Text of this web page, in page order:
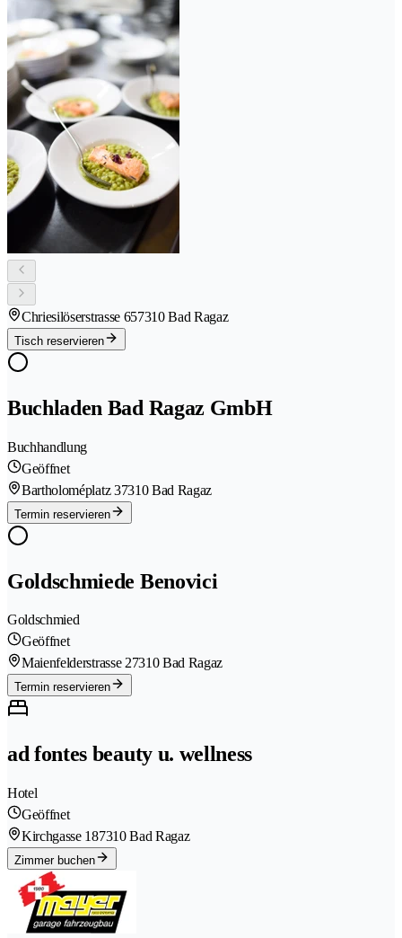
Chriesilöserstrasse 657310 Bad Ragaz
Tisch reservieren
Buchladen Bad Ragaz GmbH
Buchhandlung
Geöffnet
Bartholoméplatz 37310 Bad Ragaz
Termin reservieren
Goldschmiede Benovici
Goldschmied
Geöffnet
Maienfelderstrasse 27310 Bad Ragaz
Termin reservieren
ad fontes beauty u. wellness
Hotel
Geöffnet
Kirchgasse 187310 Bad Ragaz
Zimmer buchen